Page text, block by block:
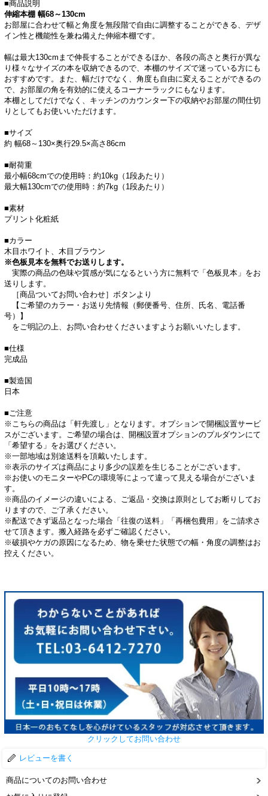
■商品説明
伸縮本棚 幅68～130cm
お部屋に合わせて幅と角度を無段階で自由に調整することができる、デザ
イン性と機能性を兼ね備えた伸縮本棚です。
幅は最大130cmまで伸長することができるほか、各段の高さと奥行が異な
り様々なサイズの本を収納できるので、本棚のサイズで迷っている方にも
おすすめです。また、幅だけでなく、角度も自由に変えることができるの
で、お部屋の角を有効的に使えるコーナーラックにもなります。
本棚としてだけでなく、キッチンのカウンター下の収納やお部屋の間仕切
りとしてもお使いいただけます。
■サイズ
約 幅68～130×奥行29.5×高さ86cm
■耐荷重
最小幅68cmでの使用時：約10kg（1段あたり）
最大幅130cmでの使用時：約7kg（1段あたり）
■素材
プリント化粧紙
■カラー
木目ホワイト、木目ブラウン
※色板見本を無料でお送りします。
実際の商品の色味や質感が気になるという方に無料で「色板見本」をお
送りします。
［商品ついてお問い合わせ］ボタンより
【ご希望のカラー・お送り先情報（郵便番号、住所、氏名、電話番
号）】
をご明記の上、お問い合わせくださいますようお願いいたします。
■仕様
完成品
■製造国
日本
■ご注意
※こちらの商品は「軒先渡し」となります。オプションで開梱設置サービ
スがございます。ご希望の場合は、開梱設置オプションのプルダウンにて
「希望する」をお選びください。
※一部地域は別途送料を頂戴いたします。
※表示のサイズは商品により多少の誤差を生じることがございます。
※お使いのモニターやPCの環境等によって違って見える場合がございま
す。
※商品のイメージの違いによる、ご返品・交換は原則としてお断りしてお
りますので、ご了承ください。
※配送できず返品となった場合「往復の送料」「再梱包費用」をご請求さ
せて頂きます。搬入経路を必ずご確認ください。
※破損やケガの原因になるため、物を乗せた状態での幅・角度の調整はお
控えください。
クリックしてお問い合わせ
レビューを書く
商品についてのお問い合わせ